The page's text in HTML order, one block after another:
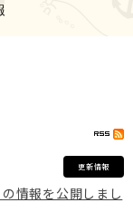
更新情報
情報を公開しまし